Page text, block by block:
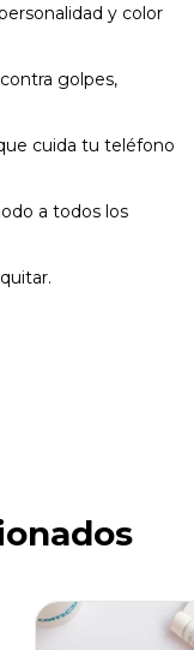
y color
golpes,
cuida tu teléfono
a todos los